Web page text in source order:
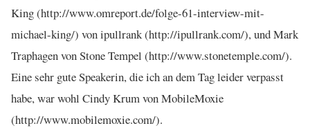
King (http://www.omreport.de/folge-61-interview-mit-
michael-king/) von ipullrank (http://ipullrank.com/), und Mark
Traphagen von Stone Tempel (http://www.stonetemple.com/).
Eine sehr gute Speakerin, die ich an dem Tag leider verpasst
habe, war wohl Cindy Krum von MobileMoxie
(http://www.mobilemoxie.com/).